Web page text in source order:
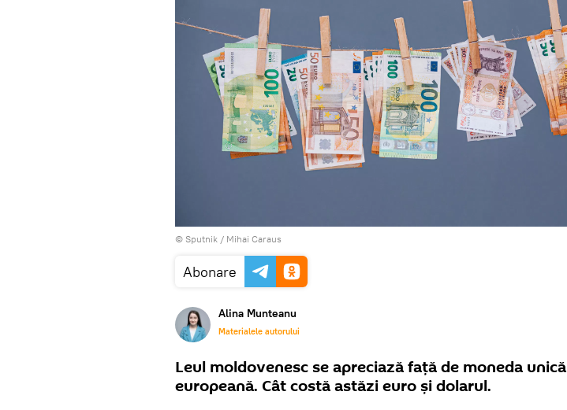
© Sputnik / Mihai Caraus
Abonare
Alina Munteanu
Materialele autorului
Leul moldovenesc se apreciază față de moneda unică
europeană. Cât costă astăzi euro și dolarul.